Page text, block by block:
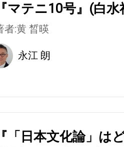
『マテニ10号』(白水
者:黄 晳暎
永江 朗
『「日本文化論」は